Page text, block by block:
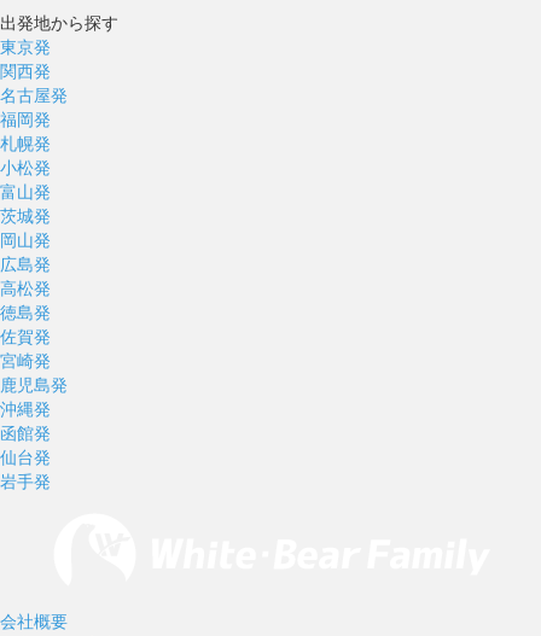
出発地から探す
東京発
関西発
名古屋発
福岡発
札幌発
小松発
富山発
茨城発
岡山発
広島発
高松発
徳島発
佐賀発
宮崎発
鹿児島発
沖縄発
函館発
仙台発
岩手発
会社概要